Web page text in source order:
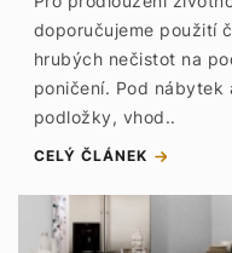
doporučujeme použití
hrubých nečistot na
poničení. Pod nábytek
podložky, vhod..
CELÝ ČLÁNEK